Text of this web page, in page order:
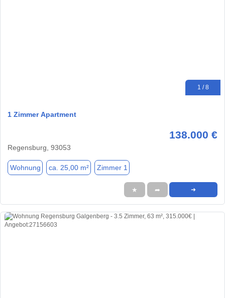
1 / 8
1 Zimmer Apartment
138.000 €
Regensburg, 93053
Wohnung ca. 25,00 m² Zimmer 1
★ ➦ ➜